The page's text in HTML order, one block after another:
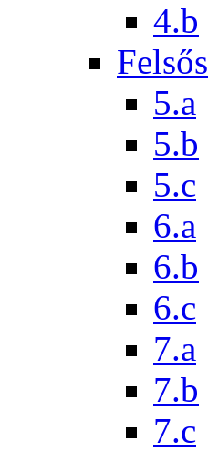
4.b
Felsős
5.a
5.b
5.c
6.a
6.b
6.c
7.a
7.b
7.c